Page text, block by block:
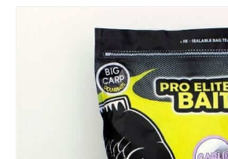
ZU PRODUKTINFORMATIONEN SPRINGEN